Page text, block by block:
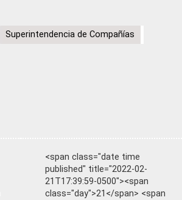
Superintendencia de Compañías
<span class="date time
published" title="2022-02-
21T17:39:59-0500"><span
class="day">21</span> <span